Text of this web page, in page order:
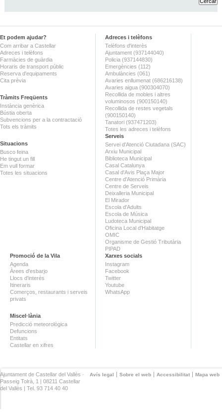
Et podem ajudar?
Com arribar a Castellar
Adreces i telèfons
Farmàcies de guàrdia
Horaris de transport públic
Reserva d'equipaments
Cita prèvia
Tràmits Freqüents
Instància genèrica
Bústia oberta
Subvencions per a la contractació
Tots els tràmits
Situacions
Busco feina
He tingut un fill
Em vull formar
Totes les situacions
Adreces i telèfons
Telèfons d'interès
Ajuntament (937144040)
Policia (937144830)
Emergències (112)
Ambulàncies (061)
Avaries enllumenat (686216138)
Avaries aigua (900304070)
Recollida de mobles i altres
voluminosos (900150140)
Recollida de restes vegetals
(900150140)
Tanatori (937471203)
Totes les adreces i telèfons
Serveis
Servei d'Atenció Ciutadana (SAC)
Arxiu Municipal
Biblioteca Municipal
Casal Catalunya
Casal d'Avis Plaça Major
Centre d'Atenció Primària
Centre de Serveis
Deixalleria Municipal
El Mirador
Escola d'Adults
Escola de Música
Ludoteca Municipal
Oficina Local d'Habitatge
OMIC
Organisme de Gestió Tributària
PIPAD
Promoció de la Vila
Agenda
Àrees d'esbarjo
Llocs d'interès
Itineraris
Comerços, restaurants i serveis
privats
Miscel·lània
Predicció meteorològica
Defuncions
Entitats
Castellar en xifres
Xarxes socials
Instagram
Facebook
Twitter
Youtube
WhatsApp
Avís legal Sobre el web Accessibilitat Mapa web
Ajuntament de Castellar del Vallès ·
Passeig Tolrà, 1 | 08211 Castellar
del Vallès | Tel. 93 714 40 40